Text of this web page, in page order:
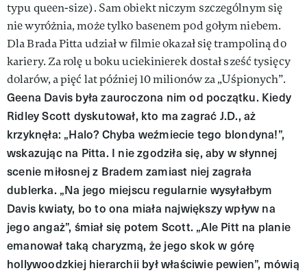
typu queen-size). Sam obiekt niczym szczególnym się
nie wyróżnia, może tylko basenem pod gołym niebem.
Dla Brada Pitta udział w filmie okazał się trampoliną do
kariery. Za rolę u boku uciekinierek dostał sześć tysięcy
dolarów, a pięć lat później 10 milionów za „Uśpionych”.
Geena Davis była zauroczona nim od początku. Kiedy
Ridley Scott dyskutował, kto ma zagrać J.D., aż
krzyknęła: „Halo? Chyba weźmiecie tego blondyna!”,
wskazując na Pitta. I nie zgodziła się, aby w słynnej
scenie miłosnej z Bradem zamiast niej zagrała
dublerka. „Na jego miejscu regularnie wysyłałbym
Davis kwiaty, bo to ona miała największy wpływ na
jego angaż”, śmiał się potem Scott. „Ale Pitt na planie
emanował taką charyzmą, że jego skok w górę
hollywoodzkiej hierarchii był właściwie pewien”, mówią